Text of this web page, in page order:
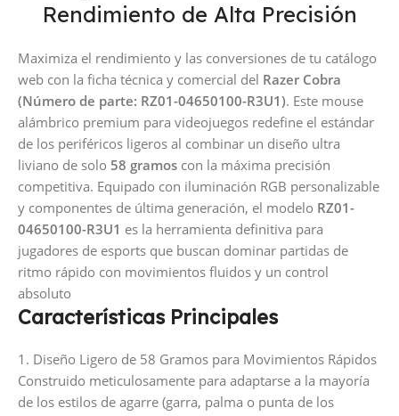
Rendimiento de Alta Precisión
Maximiza el rendimiento y las conversiones de tu catálogo
web con la ficha técnica y comercial del Razer Cobra
(Número de parte: RZ01-04650100-R3U1). Este mouse
alámbrico premium para videojuegos redefine el estándar
de los periféricos ligeros al combinar un diseño ultra
liviano de solo 58 gramos con la máxima precisión
competitiva. Equipado con iluminación RGB personalizable
y componentes de última generación, el modelo RZ01-
04650100-R3U1 es la herramienta definitiva para
jugadores de esports que buscan dominar partidas de
ritmo rápido con movimientos fluidos y un control
absoluto
Características Principales
1. Diseño Ligero de 58 Gramos para Movimientos Rápidos
Construido meticulosamente para adaptarse a la mayoría
de los estilos de agarre (garra, palma o punta de los